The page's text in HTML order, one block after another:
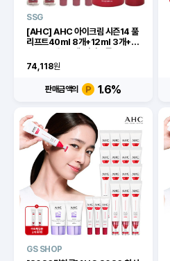
SSG
[AHC] AHC 아이크림 시즌14 풀
리프트40ml 8개+12ml 3개+레
74,118원
판매금액의 1.6%
GS SHOP